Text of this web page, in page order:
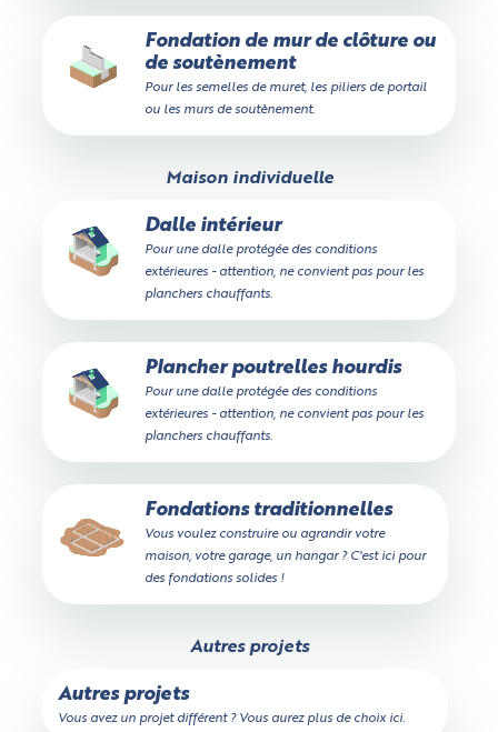
Fondation de mur de clôture ou
de soutènement
Pour les semelles de muret, les piliers de portail
ou les murs de soutènement.
Maison individuelle
Dalle intérieur
Pour une dalle protégée des conditions
extérieures - attention, ne convient pas pour les
planchers chauffants.
Plancher poutrelles hourdis
Pour une dalle protégée des conditions
extérieures - attention, ne convient pas pour les
planchers chauffants.
Fondations traditionnelles
Vous voulez construire ou agrandir votre
maison, votre garage, un hangar ? C'est ici pour
des fondations solides !
Autres projets
Autres projets
Vous avez un projet différent ? Vous aurez plus de choix ici.